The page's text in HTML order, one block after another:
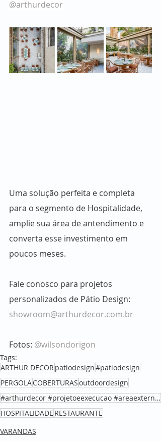
@arthurdecor
Uma solução perfeita e completa
para o segmento de Hospitalidade,
amplie sua área de antendimento e
converta esse investimento em
poucos meses.
Fale conosco para projetos
personalizados de Pátio Design:
showroom@arthurdecor.com.br
Fotos: @wilsondorigon
Tags:
ARTHUR DECORpatiodesign#patiodesign
PERGOLACOBERTURASoutdoordesign
#arthurdecor #projetoeexecucao #areaexterna #coberturaaltopadrao #brooklyn #SP #varandagourmet #terr
HOSPITALIDADE RESTAURANTE
VARANDAS